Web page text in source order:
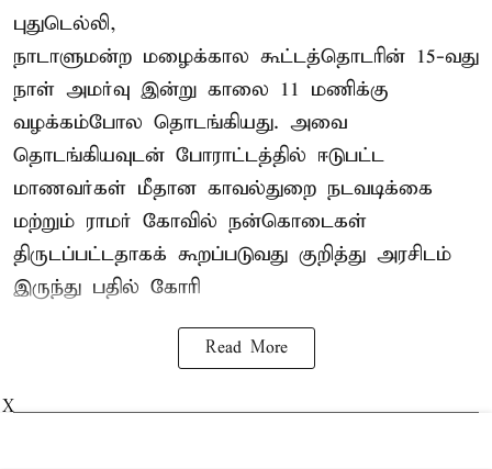
புதுடெல்லி,
நாடாளுமன்ற மழைக்கால கூட்டத்தொடரின் 15-வது
நாள் அமர்வு இன்று காலை 11 மணிக்கு
வழக்கம்போல தொடங்கியது. அவை
தொடங்கியவுடன் போராட்டத்தில் ஈடுபட்ட
மாணவர்கள் மீதான காவல்துறை நடவடிக்கை
மற்றும் ராமர் கோவில் நன்கொடைகள்
திருடப்பட்டதாகக் கூறப்படுவது குறித்து அரசிடம்
இருந்து பதில் கோரி
Read More
X